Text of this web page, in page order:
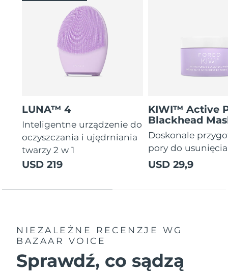
LUNA™ 4
Inteligentne urządzenie do
oczyszczania i ujędrniania
twarzy 2 w 1
USD 219
KIWI™ Active
Blackhead
Doskonale
pory do
USD 29,9
NIEZALEŻNE RECENZJE
WG
BAZAAR VOICE
Sprawdź, co sądzą